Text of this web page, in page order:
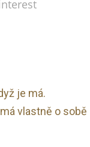
je má.
vlastně o sobě